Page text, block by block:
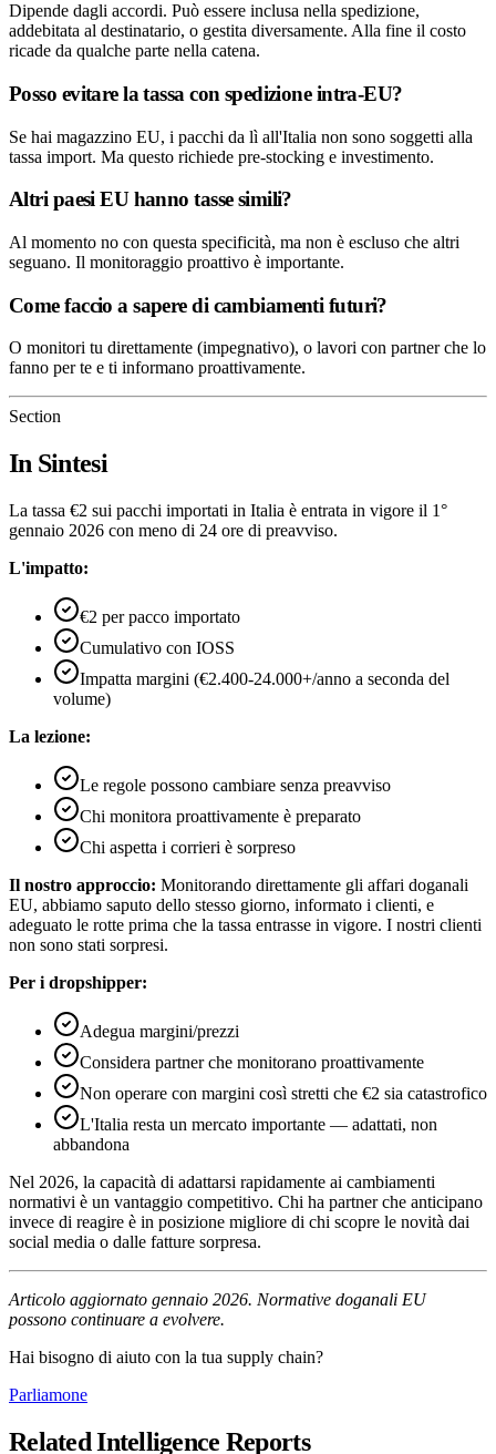
Dipende dagli accordi. Può essere inclusa nella spedizione,
addebitata al destinatario, o gestita diversamente. Alla fine il costo
ricade da qualche parte nella catena.
Posso evitare la tassa con spedizione intra-EU?
Se hai magazzino EU, i pacchi da lì all'Italia non sono soggetti alla
tassa import. Ma questo richiede pre-stocking e investimento.
Altri paesi EU hanno tasse simili?
Al momento no con questa specificità, ma non è escluso che altri
seguano. Il monitoraggio proattivo è importante.
Come faccio a sapere di cambiamenti futuri?
O monitori tu direttamente (impegnativo), o lavori con partner che lo
fanno per te e ti informano proattivamente.
Section
In Sintesi
La tassa €2 sui pacchi importati in Italia è entrata in vigore il 1°
gennaio 2026 con meno di 24 ore di preavviso.
L'impatto:
€2 per pacco importato
Cumulativo con IOSS
Impatta margini (€2.400-24.000+/anno a seconda del
volume)
La lezione:
Le regole possono cambiare senza preavviso
Chi monitora proattivamente è preparato
Chi aspetta i corrieri è sorpreso
Il nostro approccio: Monitorando direttamente gli affari doganali
EU, abbiamo saputo dello stesso giorno, informato i clienti, e
adeguato le rotte prima che la tassa entrasse in vigore. I nostri clienti
non sono stati sorpresi.
Per i dropshipper:
Adegua margini/prezzi
Considera partner che monitorano proattivamente
Non operare con margini così stretti che €2 sia catastrofico
L'Italia resta un mercato importante — adattati, non
abbandona
Nel 2026, la capacità di adattarsi rapidamente ai cambiamenti
normativi è un vantaggio competitivo. Chi ha partner che anticipano
invece di reagire è in posizione migliore di chi scopre le novità dai
social media o dalle fatture sorpresa.
Articolo aggiornato gennaio 2026. Normative doganali EU
possono continuare a evolvere.
Hai bisogno di aiuto con la tua supply chain?
Parliamone
Related Intelligence Reports